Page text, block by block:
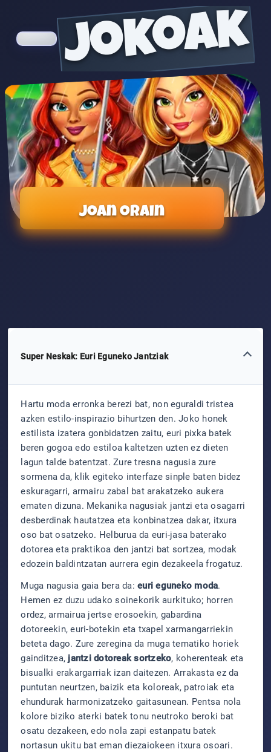
jokoak
Joan orain
Super Neskak: Euri Eguneko Jantziak
Hartu moda erronka berezi bat, non eguraldi tristea
azken estilo-inspirazio bihurtzen den. Joko honek
estilista izatera gonbidatzen zaitu, euri pixka batek
beren gogoa edo estiloa kaltetzen uzten ez dieten
lagun talde batentzat. Zure tresna nagusia zure
sormena da, klik egiteko interfaze sinple baten bidez
eskuragarri, armairu zabal bat arakatzeko aukera
ematen dizuna. Mekanika nagusiak jantzi eta osagarri
desberdinak hautatzea eta konbinatzea dakar, itxura
oso bat osatzeko. Helburua da euri-jasa baterako
dotorea eta praktikoa den jantzi bat sortzea, modak
edozein baldintzatan aurrera egin dezakeela frogatuz.
Muga nagusia gaia bera da:euri eguneko moda.
Hemen ez duzu udako soinekorik aurkituko; horren
ordez, armairua jertse erosoekin, gabardina
dotoreekin, euri-botekin eta txapel xarmangarriekin
beteta dago. Zure zeregina da muga tematiko horiek
gainditzea, jantzi dotoreak sortzeko, koherenteak eta
bisualki erakargarriak izan daitezen. Arrakasta ez da
puntutan neurtzen, baizik eta koloreak, patroiak eta
ehundurak harmonizatzeko gaitasunean. Pentsa nola
kolore biziko aterki batek tonu neutroko beroki bat
osatu dezakeen, edo nola zapi estanpatu batek
nortasun ukitu bat eman diezaiokeen itxura osoari.